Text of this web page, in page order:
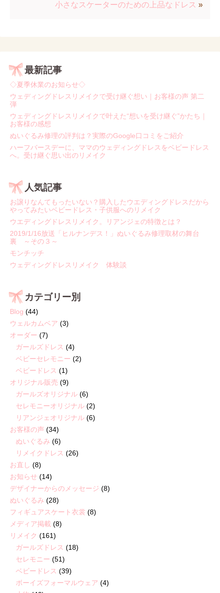
小さなスケーターのための上品なドレス »
最新記事
◇夏季休業のお知らせ◇
ウェディングドレスリメイクで受け継ぐ想い｜お客様の声 第二
弾
ウェディングドレスリメイクで叶えた“想いを受け継ぐ”かたち｜
お客様の感想
ぬいぐるみ修理の評判は？実際のGoogle口コミをご紹介
ハーフバースデーに、ママのウェディングドレスをベビードレス
へ。受け継ぐ思い出のリメイク
人気記事
お譲りなんてもったいない？購入したウエディングドレスだから
やってみたいベビードレス・子供服へのリメイク
ウエディングドレスリメイク。リアンジェの特徴とは？
2019/1/16放送「ヒルナンデス！」ぬいぐるみ修理取材の舞台
裏 ～その３～
モンチッチ
ウェディングドレスリメイク 体験談
カテゴリー別
Blog (44)
ウェルカムベア (3)
オーダー (7)
ガールズドレス (4)
ベビーセレモニー (2)
ベビードレス (1)
オリジナル販売 (9)
ガールズオリジナル (6)
セレモニーオリジナル (2)
リアンジェオリジナル (6)
お客様の声 (34)
ぬいぐるみ (6)
リメイクドレス (26)
お直し (8)
お知らせ (14)
デザイナーからのメッセージ (8)
ぬいぐるみ (28)
フィギュアスケート衣裳 (8)
メディア掲載 (8)
リメイク (161)
ガールズドレス (18)
セレモニー (51)
ベビードレス (39)
ボーイズフォーマルウェア (4)